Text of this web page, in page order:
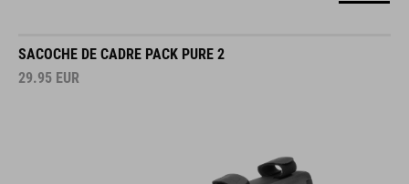
SACOCHE DE CADRE PACK PURE 2
29.95 EUR